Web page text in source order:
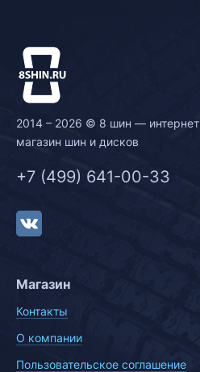
2014 – 2026 © 8 шин — интернет
магазин шин и дисков
+7 (499) 641-00-33
Магазин
Контакты
О компании
Пользовательское соглашение